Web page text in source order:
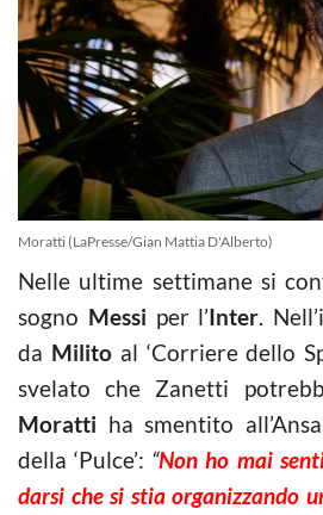
Moratti (LaPresse/Gian Mattia D'Alberto)
Nelle ultime settimane si
sogno Messi per l’Inter.
da Militoal ‘Corriere dello
svelato che Zanetti
Moratti ha smentito
della ‘Pulce’: “Non ho mai
darsi che si stia organizzando